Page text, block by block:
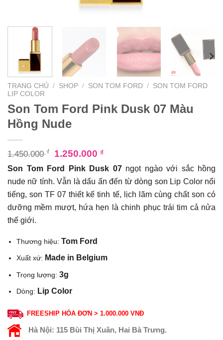
TRANG CHỦ / SHOP / SON TOM FORD / SON TOM FORD
LIP COLOR
Son Tom Ford Pink Dusk 07 Màu
Hồng Nude
1.450.000₫ 1.250.000 ₫
Son Tom Ford Pink Dusk 07 ngọt ngào với sắc hồng
nude nữ tính. Vẫn là dấu ấn đến từ dòng son Lip Color nổi
tiếng, son TF 07 thiết kế tinh tế, lịch lãm cùng chất son có
dưỡng mềm mượt, hứa hẹn là chinh phục trái tim cả nửa
thế giới.
Thương hiệu:Tom Ford
Xuất xứ: Made in Belgium
Trọng lượng:3g
Dòng: Lip Color
FREESHIP HÓA ĐƠN > 1.000.000 VNĐ
Hà Nội: 115 Bùi Thị Xuân, Hai Bà Trưng.